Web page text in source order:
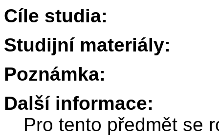
Cíle studia:
Studijní materiály:
Poznámka:
Další informace:
Pro tento předmět se